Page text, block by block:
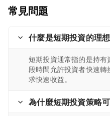
常見問題
什麼是短期投資的理
短期投資通常指的是持
段時間允許投資者快速轉
求快速收益。
為什麼短期投資策略